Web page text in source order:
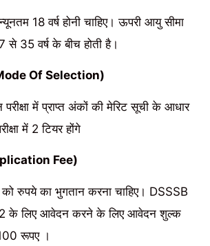
18 वर्ष होनी चाहिए। ऊपरी आयु सीमा
35 वर्ष के बीच होती है।
Of Selection)
परीक्षा में प्राप्त अंकों की मेरिट सूची के आधार
में 2 टियर होंगे
Fee)
को रुपये का भुगतान करना चाहिए। DSSSB
के लिए आवेदन करने के लिए आवेदन शुल्क
रूपए ।